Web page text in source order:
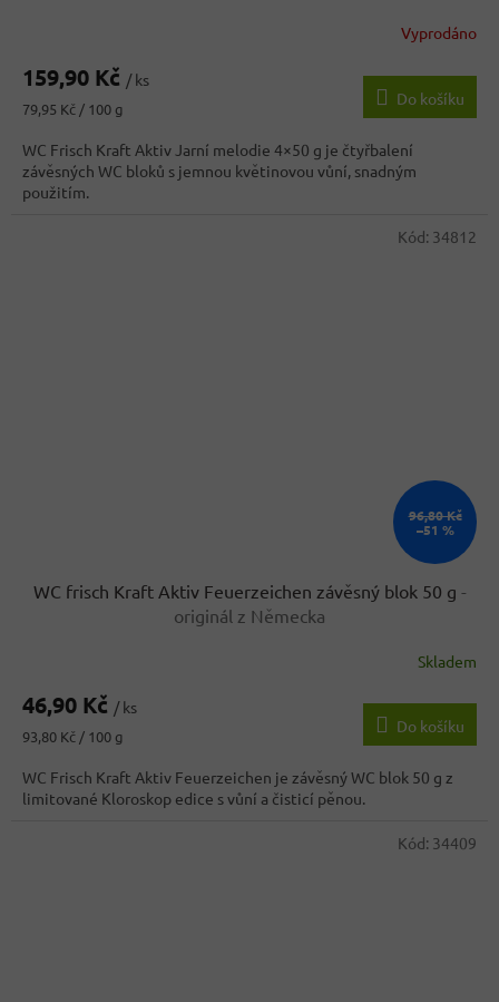
Vyprodáno
159,90 Kč / ks
Měrná
79,95 Kč / 100 g
Do košíku
WC Frisch Kraft Aktiv Jarní melodie 4×50 g je čtyřbalení
závěsných WC bloků s jemnou květinovou vůní, snadným
použitím.
96,80 Kč
–51 %
WC frisch Kraft Aktiv Feuerzeichen závěsný blok 50 g -
originál z Německa
Skladem
46,90 Kč / ks
Měrná
93,80 Kč / 100 g
Do košíku
WC Frisch Kraft Aktiv Feuerzeichen je závěsný WC blok 50 g z
limitované Kloroskop edice s vůní a čisticí pěnou.
Kód: 34812
Kód: 34409